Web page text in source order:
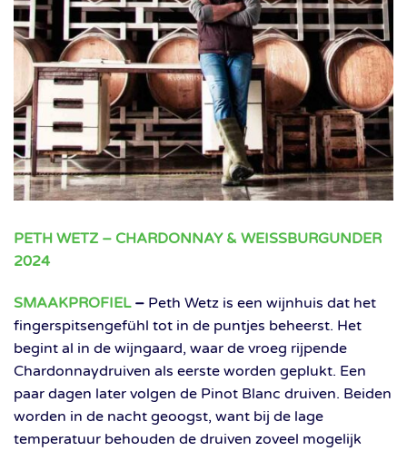
PETH WETZ – CHARDONNAY & WEISSBURGUNDER
2024
SMAAKPROFIEL– Peth Wetz is een wijnhuis dat het
fingerspitsengefühl tot in de puntjes beheerst. Het
begint al in de wijngaard, waar de vroeg rijpende
Chardonnaydruiven als eerste worden geplukt. Een
paar dagen later volgen de Pinot Blanc druiven. Beiden
worden in de nacht geoogst, want bij de lage
temperatuur behouden de druiven zoveel mogelijk